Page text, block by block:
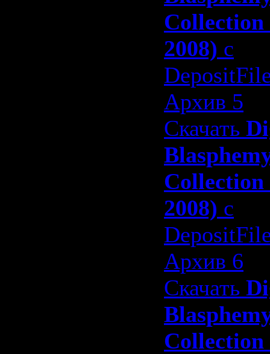
Collection
2008) с
Архив 5
Скачать
Collection
2008) с
Архив 6
Скачать
Collection